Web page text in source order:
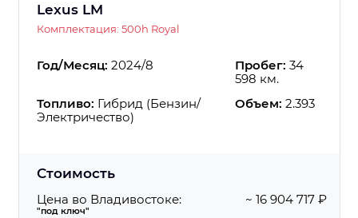
Lexus LM
Комплектация: 500h Royal
Год/Месяц: 2024/8 Пробег: 34
598 км.
Топливо: Гибрид (Бензин/
Электричество)
Объем: 2.393
Стоимость
Цена во Владивостоке:
"под ключ"
~ 16 904 717 ₽